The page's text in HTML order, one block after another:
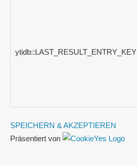
ytidb::LAST_RESULT_ENTRY_KEY
SPEICHERN & AKZEPTIEREN
Präsentiert von